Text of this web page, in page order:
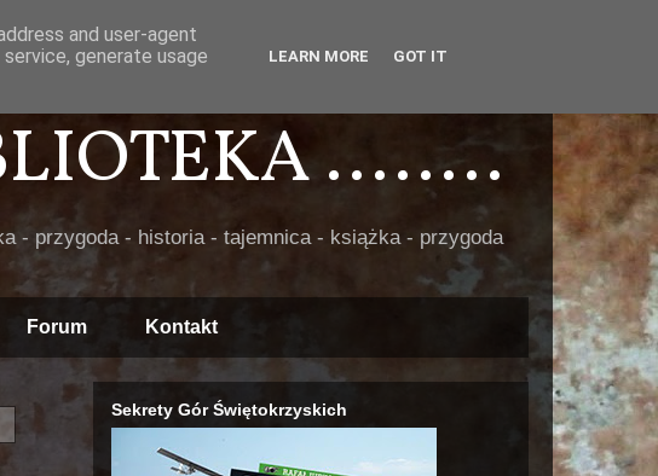
........
- przygoda - historia - tajemnica - książka - przygoda
Forum Kontakt
Sekrety Gór Świętokrzyskich
and user-agent
generate usage
LEARN MORE GOT IT